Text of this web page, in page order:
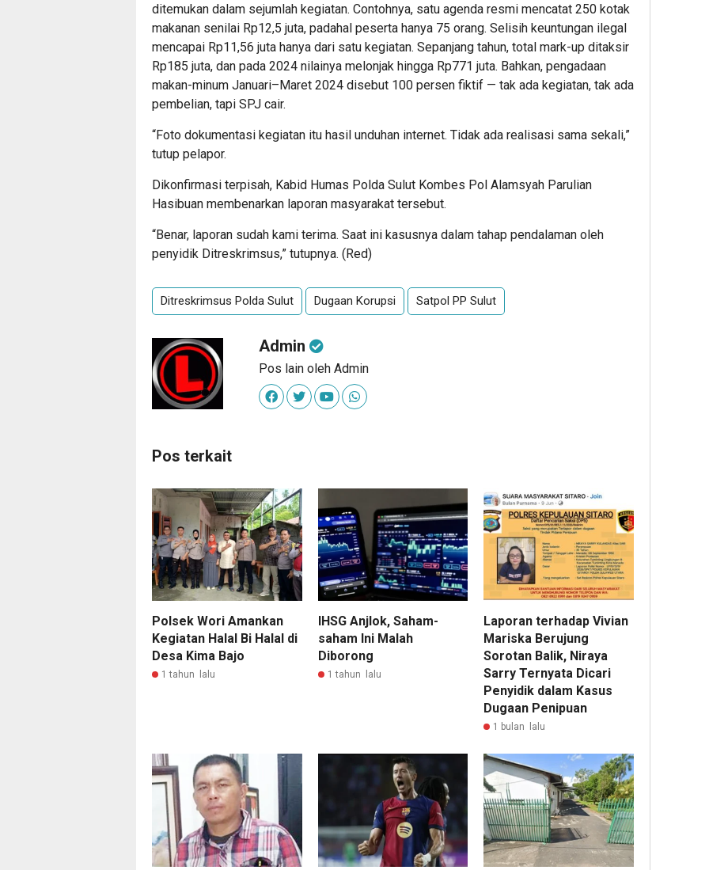
ditemukan dalam sejumlah kegiatan. Contohnya, satu agenda resmi mencatat 250 kotak
makanan senilai Rp12,5 juta, padahal peserta hanya 75 orang. Selisih keuntungan ilegal
mencapai Rp11,56 juta hanya dari satu kegiatan. Sepanjang tahun, total mark-up ditaksir
Rp185 juta, dan pada 2024 nilainya melonjak hingga Rp771 juta. Bahkan, pengadaan
makan-minum Januari–Maret 2024 disebut 100 persen fiktif — tak ada kegiatan, tak ada
pembelian, tapi SPJ cair.
“Foto dokumentasi kegiatan itu hasil unduhan internet. Tidak ada realisasi sama sekali,”
tutup pelapor.
Dikonfirmasi terpisah, Kabid Humas Polda Sulut Kombes Pol Alamsyah Parulian
Hasibuan membenarkan laporan masyarakat tersebut.
“Benar, laporan sudah kami terima. Saat ini kasusnya dalam tahap pendalaman oleh
penyidik Ditreskrimsus,” tutupnya. (Red)
Ditreskrimsus Polda Sulut Dugaan Korupsi Satpol PP Sulut
Admin
Pos lain oleh Admin
Pos terkait
Polsek Wori Amankan
Kegiatan Halal Bi Halal di
Desa Kima Bajo
1 tahun lalu
IHSG Anjlok, Saham-
saham Ini Malah
Diborong
1 tahun lalu
Laporan terhadap Vivian
Mariska Berujung
Sorotan Balik, Niraya
Sarry Ternyata Dicari
Penyidik dalam Kasus
Dugaan Penipuan
1 bulan lalu